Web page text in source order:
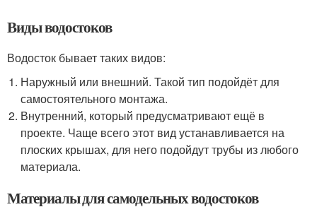
Виды водостоков
Водосток бывает таких видов:
Наружный или внешний. Такой тип подойдёт для
самостоятельного монтажа.
Внутренний, который предусматривают ещё в
проекте. Чаще всего этот вид устанавливается на
плоских крышах, для него подойдут трубы из любого
материала.
Материалы для самодельных водостоков